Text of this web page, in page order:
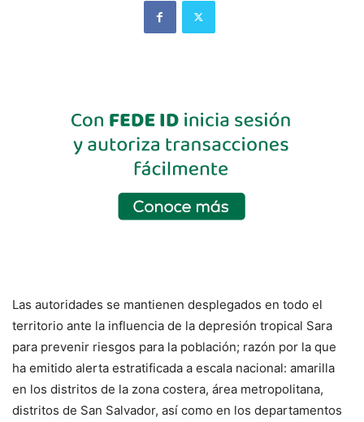
Las autoridades se mantienen desplegados en todo el
territorio ante la influencia de la depresión tropical Sara
para prevenir riesgos para la población; razón por la que
ha emitido alerta estratificada a escala nacional: amarilla
en los distritos de la zona costera, área metropolitana,
distritos de San Salvador, así como en los departamentos